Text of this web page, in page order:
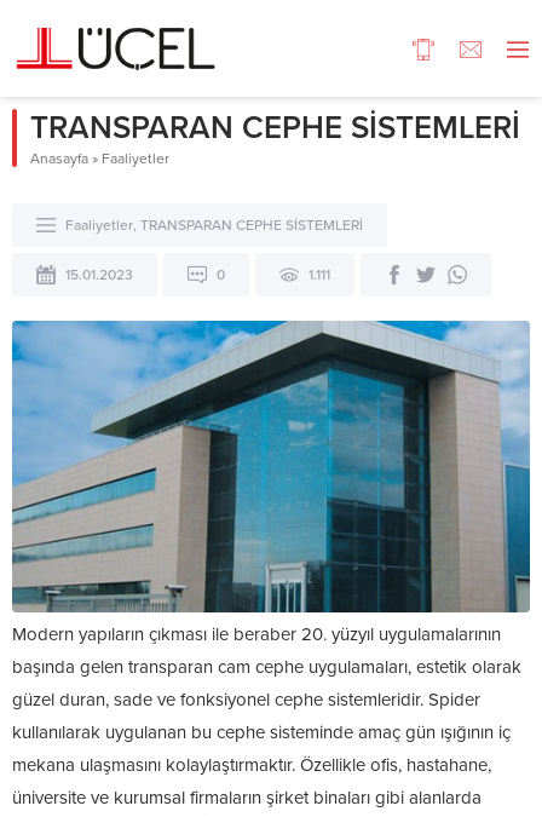
TRANSPARAN CEPHE SİSTEMLERİ
Anasayfa » Faaliyetler
Faaliyetler, TRANSPARAN CEPHE SİSTEMLERİ
15.01.2023 0 1.111
Modern yapıların çıkması ile beraber 20. yüzyıl uygulamalarının
başında gelen transparan cam cephe uygulamaları, estetik olarak
güzel duran, sade ve fonksiyonel cephe sistemleridir. Spider
kullanılarak uygulanan bu cephe sisteminde amaç gün ışığının iç
mekana ulaşmasını kolaylaştırmaktır. Özellikle ofis, hastahane,
üniversite ve kurumsal firmaların şirket binaları gibi alanlarda